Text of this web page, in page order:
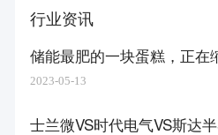
行业资讯
储能最肥的一块蛋糕，正在
2023-05-13
士兰微VS时代电气VS斯达